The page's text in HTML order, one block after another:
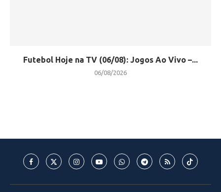
Futebol Hoje na TV (06/08): Jogos Ao Vivo –...
06/08/2026